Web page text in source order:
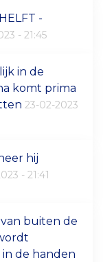
-
- 21:45
in de
komt prima
23-02-2023
hij
- 21:41
buiten de
de handen